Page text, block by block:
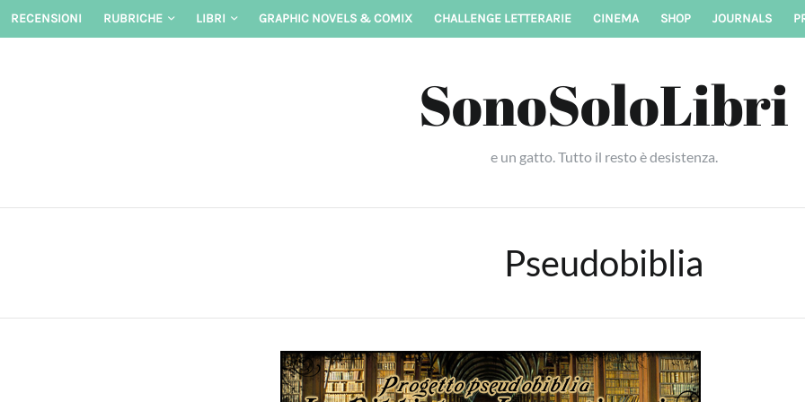
Skip
RECENSIONI RUBRICHE LIBRI GRAPHIC NOVELS & COMIX CHALLENGE LETTERARIE CINEMA SHOP JOURNALS
SonoSoloLibri
e un gatto. Tutto il resto è desistenza.
Pseudobiblia